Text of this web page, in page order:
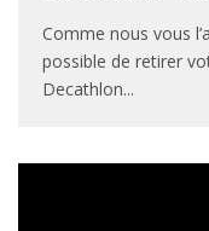
Comme nous vous
possible de retirer
Decathlon...